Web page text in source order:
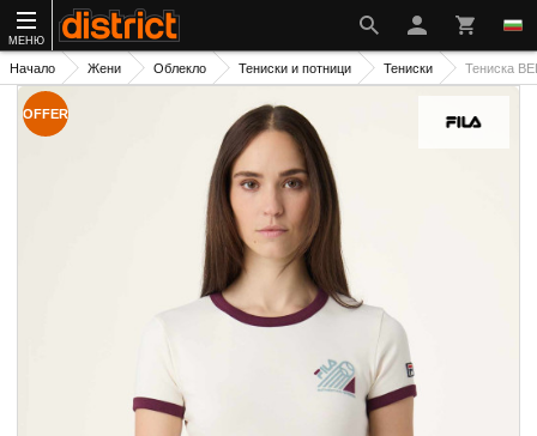
МЕНЮ
Начало Жени Облекло Тениски и потници Тениски Тениска
OFFER